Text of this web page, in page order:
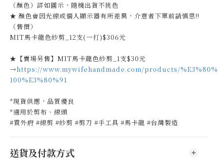
（顏色）詳如圖示，隨機出貨不挑色
★ 顏色會因光線或個人顯示器有所差異，介意者下單前請慎思!!
（售價）
MIT馬卡龍色紗剪_12支(一打)$306元
★【賣場另售】MIT馬卡龍色紗剪_1支$30元
→https://www.mywifehandmade.com/products/
100%E3%80%91
*現貨供應，品質優良
*適用於剪布、線頭
#買外府 #線剪 #紗剪 #剪刀 #手工具 #馬卡龍 #台灣製造
送貨及付款方式